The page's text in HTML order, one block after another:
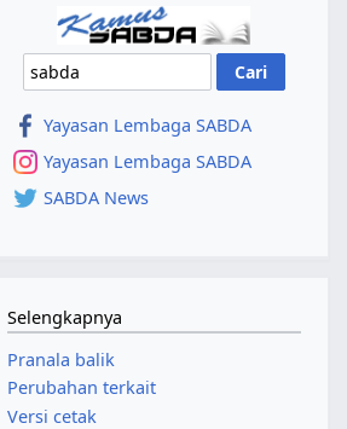
Yayasan Lembaga SABDA
Yayasan Lembaga SABDA
SABDA News
Selengkapnya
Pranala balik
Perubahan terkait
Versi cetak